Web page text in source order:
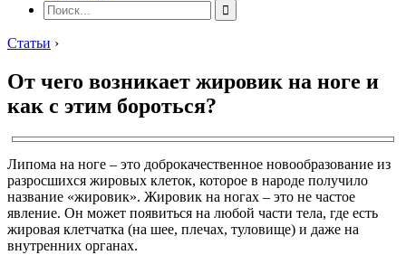
Статьи ›
От чего возникает жировик на ноге и
как с этим бороться?
Липома на ноге – это доброкачественное новообразование из
разросшихся жировых клеток, которое в народе получило
название «жировик». Жировик на ногах – это не частое
явление. Он может появиться на любой части тела, где есть
жировая клетчатка (на шее, плечах, туловище) и даже на
внутренних органах.